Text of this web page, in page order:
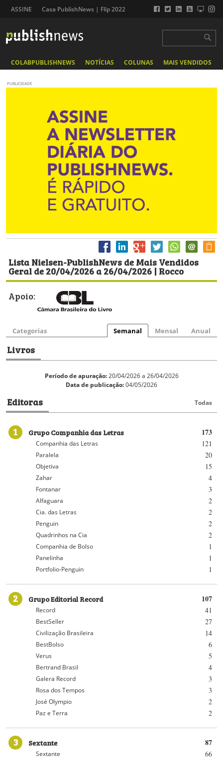
ASSINE Casa PublishNews | Flip 2022
COLABPUBLISHNEWS NOTÍCIAS COLUNAS MAIS VENDIDOS
PUBLICIDADE
Lista Nielsen-PublishNews de Mais Vendidos
Geral de 20/04/2026 a 26/04/2026 | Rocco
Apoio:
Categorias Semanal Mensal Anual
Livros
Período de apuração:20/04/2026 a 26/04/2026
Data de publicação:04/05/2026
Editoras Todas
1 173
Grupo Companhia das Letras
121
Companhia das Letras
20
Paralela
15
Objetiva
4
Zahar
3
Fontanar
2
Alfaguara
2
Cia. das Letras
2
Penguin
2
Quadrinhos na Cia
1
Companhia de Bolso
1
Panelinha
1
Portfolio-Penguin
2 107
Grupo Editorial Record
41
Record
27
BestSeller
14
Civilização Brasileira
6
BestBolso
5
Verus
4
Bertrand Brasil
3
Galera Record
3
Rosa dos Tempos
2
José Olympio
2
Paz e Terra
3 87
Sextante
66
Sextante